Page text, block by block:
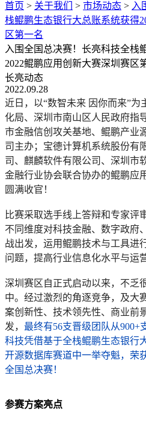
首页 > 关于我们 > 市场动态 > 入
栈鲲鹏生态银行大总账系统获得
区第一名
入围全国总决赛！长亮科技全栈
2022鲲鹏应用创新大赛深圳赛区
长亮动态
2022.09.28
近日，以“数智未来 因你而来”为
化局、深圳市南山区人民政府指
市金融信创攻关基地、鲲鹏产业
司主办；宝德计算机系统股份有
司、麒麟软件有限公司、深圳市
金融行业协会联合协办的鲲鹏应
圆满收官！
比赛采取选手线上答辩和专家评
不同维度对科技金融、数字政府
战出发，运用鲲鹏技术与工具进
问题，提高行业信息化水平与运
深圳赛区自正式启动以来，不乏
中。经过激烈的角逐竞争，及大
案创新性、技术领先性、商业前
发， 最终有56支晋级团队从900+
科技凭借基于全栈鲲鹏生态银行
开源数据库赛道中一举夺魁，荣
全国总决赛！
参赛方案亮点